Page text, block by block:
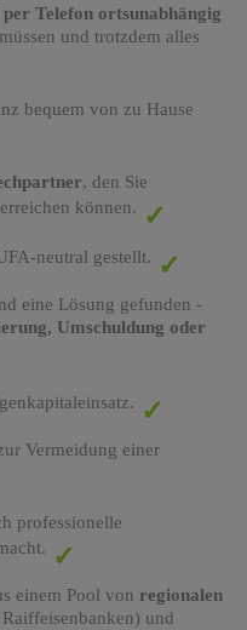
Telefon ortsunabhängig
und trotzdem alles
bequem von zu Hause
, den Sie
können.
neutral gestellt.
eine Lösung gefunden -
Umschuldung oder
Vermeidung einer
professionelle
einem Pool von regionalen
und